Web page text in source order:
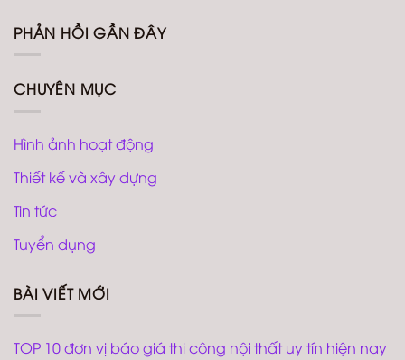
PHẢN HỒI GẦN ĐÂY
CHUYÊN MỤC
Hình ảnh hoạt động
Thiết kế và xây dựng
Tin tức
Tuyển dụng
BÀI VIẾT MỚI
TOP 10 đơn vị báo giá thi công nội thất uy tín hiện nay